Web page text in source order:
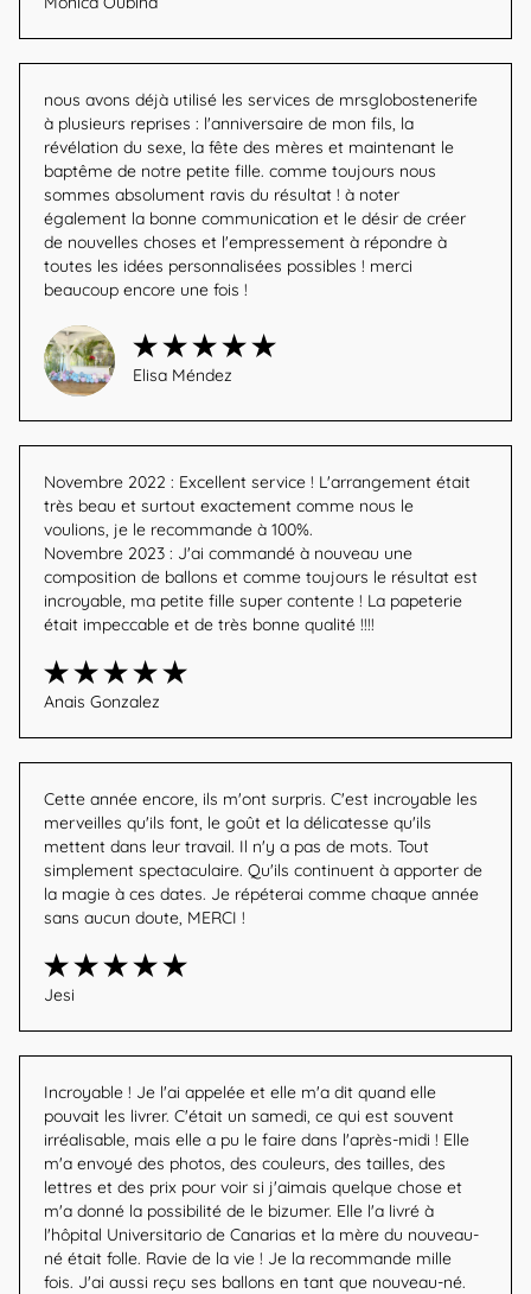
nous avons déjà utilisé les services de mrsglobostenerife
à plusieurs reprises : l'anniversaire de mon fils, la
révélation du sexe, la fête des mères et maintenant le
baptême de notre petite fille. comme toujours nous
sommes absolument ravis du résultat ! à noter
également la bonne communication et le désir de créer
de nouvelles choses et l'empressement à répondre à
toutes les idées personnalisées possibles ! merci
beaucoup encore une fois !
Elisa Méndez
Novembre 2022 : Excellent service ! L'arrangement était
très beau et surtout exactement comme nous le
voulions, je le recommande à 100%.
Novembre 2023 : J'ai commandé à nouveau une
composition de ballons et comme toujours le résultat est
incroyable, ma petite fille super contente ! La papeterie
était impeccable et de très bonne qualité !!!!
Anais Gonzalez
Cette année encore, ils m'ont surpris. C'est incroyable les
merveilles qu'ils font, le goût et la délicatesse qu'ils
mettent dans leur travail. Il n'y a pas de mots. Tout
simplement spectaculaire. Qu'ils continuent à apporter de
la magie à ces dates. Je répéterai comme chaque année
sans aucun doute, MERCI !
Jesi
Incroyable ! Je l'ai appelée et elle m'a dit quand elle
pouvait les livrer. C'était un samedi, ce qui est souvent
irréalisable, mais elle a pu le faire dans l'après-midi ! Elle
m'a envoyé des photos, des couleurs, des tailles, des
lettres et des prix pour voir si j'aimais quelque chose et
m'a donné la possibilité de le bizumer. Elle l'a livré à
l'hôpital Universitario de Canarias et la mère du nouveau-
né était folle. Ravie de la vie ! Je la recommande mille
fois. J'ai aussi reçu ses ballons en tant que nouveau-né.